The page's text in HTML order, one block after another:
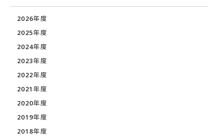
2026年度
2025年度
2024年度
2023年度
2022年度
2021年度
2020年度
2019年度
2018年度